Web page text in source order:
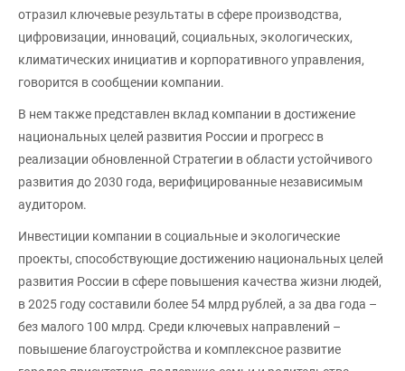
отразил ключевые результаты в сфере производства,
цифровизации, инноваций, социальных, экологических,
климатических инициатив и корпоративного управления,
говорится в сообщении компании.
В нем также представлен вклад компании в достижение
национальных целей развития России и прогресс в
реализации обновленной Стратегии в области устойчивого
развития до 2030 года, верифицированные независимым
аудитором.
Инвестиции компании в социальные и экологические
проекты, способствующие достижению национальных целей
развития России в сфере повышения качества жизни людей,
в 2025 году составили более 54 млрд рублей, а за два года –
без малого 100 млрд. Среди ключевых направлений –
повышение благоустройства и комплексное развитие